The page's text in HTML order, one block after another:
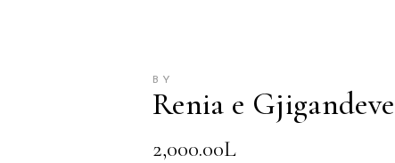
BY
Renia e Gjigandeve
2,000.00L